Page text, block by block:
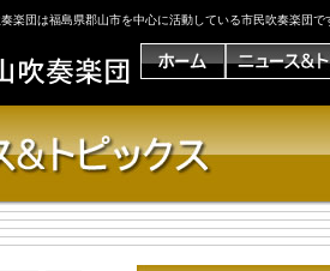
楽団は福島県郡山市を中心に活動している市民吹奏楽団で